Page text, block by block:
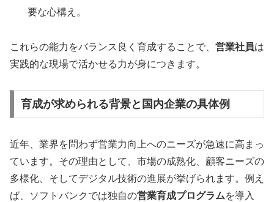
要な心構え。
これらの能力をバランス良く育成することで、 営業社員は
実践的な現場で活かせる力が身につきます。
育成が求められる背景と国内企業の具体例
近年、業界を問わず営業力向上へのニーズが急速に高まっ
ています。その理由として、市場の成熟化、顧客ニーズの
多様化、そしてデジタル技術の進展が挙げられます。例え
ば、ソフトバンクでは独自の営業育成プログラムを導入